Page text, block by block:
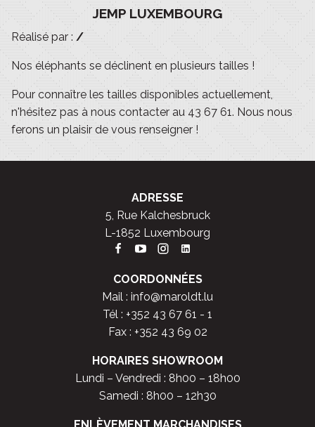
JEMP LUXEMBOURG
Réalisé par : /
Nos éléphants se déclinent en plusieurs tailles !
Pour connaître les tailles disponibles actuellement,
n'hésitez pas à nous contacter au 43 67 61. Nous nous
ferons un plaisir de vous renseigner !
ADRESSE
5, Rue Kalchesbruck
L-1852 Luxembourg
COORDONNÉES
Mail : info@maroldt.lu
Tél : +352 43 67 61 - 1
Fax : +352 43 69 02
HORAIRES SHOWROOM
Lundi – Vendredi : 8h00 – 18h00
Samedi : 8h00 – 12h30